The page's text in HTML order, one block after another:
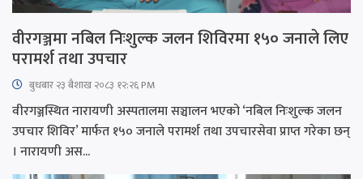
वीरगञ्जमा नबिल निःशुल्क जलन शिविरमा १५० जनाले लिए
परामर्श तथा उपचार
बुधबार २३ बैशाख २०८३ १२:२६ PM
वीरगञ्जस्थित नारायणी अस्पतालमा सञ्चालन भएको ‘नबिल निःशुल्क जलन
उपचार शिविर’ मार्फत १५० जनाले परामर्श तथा उपचारसेवा प्राप्त गरेका छन्
। नारायणी अस...